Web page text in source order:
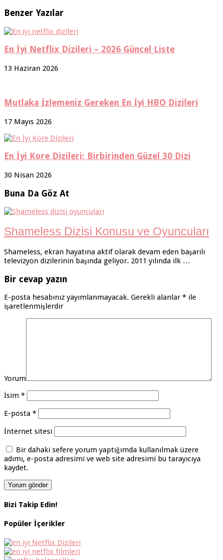
Benzer Yazılar
En İyi Netflix Dizileri – 2026 Güncel Liste
13 Haziran 2026
Mutlaka İzlemeniz Gereken En İyi HBO Dizileri
17 Mayıs 2026
En İyi Kore Dizileri: Birbirinden Güzel 30 Dizi
30 Nisan 2026
Buna Da Göz At
Shameless Dizisi Konusu ve Oyuncuları
Shameless, ekran hayatına aktif olarak devam eden başarılı
televizyon dizilerinin başında geliyor. 2011 yılında ilk …
Bir cevap yazın
E-posta hesabınız yayımlanmayacak. Gerekli alanlar* ile
işaretlenmişlerdir
Yorum
İsim *
E-posta *
İnternet sitesi
Bir dahaki sefere yorum yaptığımda kullanılmak üzere
adımı, e-posta adresimi ve web site adresimi bu tarayıcıya
kaydet.
Bizi Takip Edin!
Popüler İçerikler